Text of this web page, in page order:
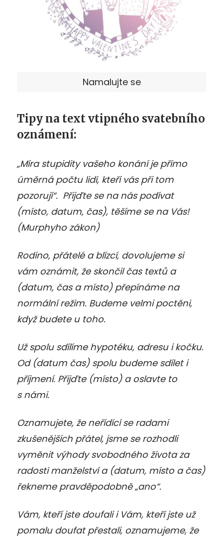
Namalujte se
Tipy na text vtipného svatebního
oznámení:
„Míra stupidity vašeho konání je přímo
úměrná počtu lidí, kteří vás při tom
pozorují“. Přijďte se na nás podívat
(místo, datum, čas), těšíme se na Vás!
(Murphyho zákon)
Rodino, přátelé a blízcí, dovolujeme si
vám oznámit, že skončil čas textů a
(datum, čas a místo) přepínáme na
normální režim. Budeme velmi poctěni,
když budete u toho.
Už spolu sdílíme hypotéku, adresu i kočku.
Od (datum čas) spolu budeme sdílet i
příjmení. Přijďte (místo) a oslavte to
s námi.
Oznamujete, že neřídící se radami
zkušenějších přátel, jsme se rozhodli
vyměnit výhody svobodného života za
radosti manželství a (datum, místo a čas)
řekneme pravděpodobně „ano“.
Vám, kteří jste doufali i Vám, kteří jste už
pomalu doufat přestali, oznamujeme, že